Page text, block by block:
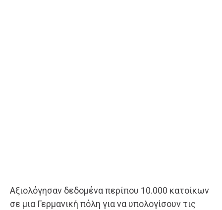
Αξιολόγησαν δεδομένα περίπου 10.000 κατοίκων
σε μια Γερμανική πόλη για να υπολογίσουν τις